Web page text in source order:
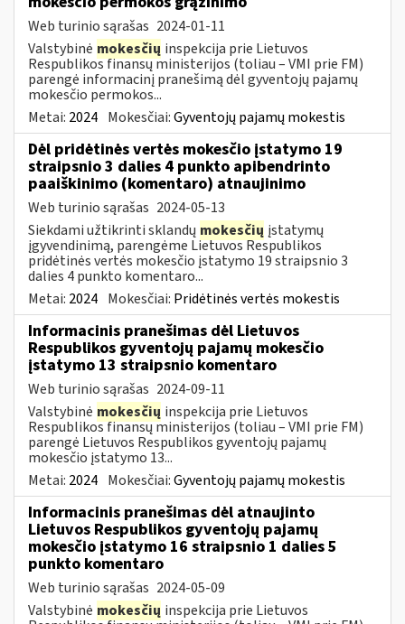
Web turinio sąrašas 2024-01-11
Valstybinė mokesčių inspekcija prie Lietuvos
Respublikos finansų ministerijos (toliau – VMI prie FM)
parengė informacinį pranešimą dėl gyventojų pajamų
mokesčio permokos...
Metai: 2024 Mokesčiai:Gyventojų pajamų mokestis
Dėl pridėtinės vertės mokesčio įstatymo 19
straipsnio 3 dalies 4 punkto apibendrinto
paaiškinimo (komentaro) atnaujinimo
Web turinio sąrašas 2024-05-13
Siekdami užtikrinti sklandų mokesčių įstatymų
įgyvendinimą, parengėme Lietuvos Respublikos
pridėtinės vertės mokesčio įstatymo 19 straipsnio 3
dalies 4 punkto komentaro...
Metai: 2024 Mokesčiai: Pridėtinės vertės mokestis
Informacinis pranešimas dėl Lietuvos
Respublikos gyventojų pajamų mokesčio
įstatymo 13 straipsnio komentaro
Web turinio sąrašas 2024-09-11
Valstybinė mokesčių inspekcija prie Lietuvos
Respublikos finansų ministerijos (toliau – VMI prie FM)
parengė Lietuvos Respublikos gyventojų pajamų
mokesčio įstatymo 13...
Metai: 2024 Mokesčiai:Gyventojų pajamų mokestis
Informacinis pranešimas dėl atnaujinto
Lietuvos Respublikos gyventojų pajamų
mokesčio įstatymo 16 straipsnio 1 dalies 5
punkto komentaro
Web turinio sąrašas 2024-05-09
Valstybinė mokesčių inspekcija prie Lietuvos